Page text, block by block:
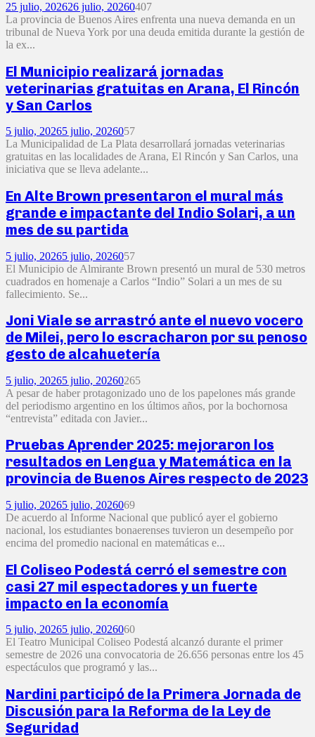
25 julio, 202626 julio, 20260407
La provincia de Buenos Aires enfrenta una nueva demanda en un
tribunal de Nueva York por una deuda emitida durante la gestión de
la ex...
El Municipio realizará jornadas
veterinarias gratuitas en Arana, El Rincón
y San Carlos
5 julio, 20265 julio, 2026057
La Municipalidad de La Plata desarrollará jornadas veterinarias
gratuitas en las localidades de Arana, El Rincón y San Carlos, una
iniciativa que se lleva adelante...
En Alte Brown presentaron el mural más
grande e impactante del Indio Solari, a un
mes de su partida
5 julio, 20265 julio, 2026057
El Municipio de Almirante Brown presentó un mural de 530 metros
cuadrados en homenaje a Carlos “Indio” Solari a un mes de su
fallecimiento. Se...
Joni Viale se arrastró ante el nuevo vocero
de Milei, pero lo escracharon por su penoso
gesto de alcahuetería
5 julio, 20265 julio, 20260265
A pesar de haber protagonizado uno de los papelones más grande
del periodismo argentino en los últimos años, por la bochornosa
“entrevista” editada con Javier...
Pruebas Aprender 2025: mejoraron los
resultados en Lengua y Matemática en la
provincia de Buenos Aires respecto de 2023
5 julio, 20265 julio, 2026069
De acuerdo al Informe Nacional que publicó ayer el gobierno
nacional, los estudiantes bonaerenses tuvieron un desempeño por
encima del promedio nacional en matemáticas e...
El Coliseo Podestá cerró el semestre con
casi 27 mil espectadores y un fuerte
impacto en la economía
5 julio, 20265 julio, 2026060
El Teatro Municipal Coliseo Podestá alcanzó durante el primer
semestre de 2026 una convocatoria de 26.656 personas entre los 45
espectáculos que programó y las...
Nardini participó de la Primera Jornada de
Discusión para la Reforma de la Ley de
Seguridad